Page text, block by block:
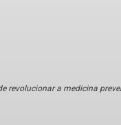
revolucionar a medicina